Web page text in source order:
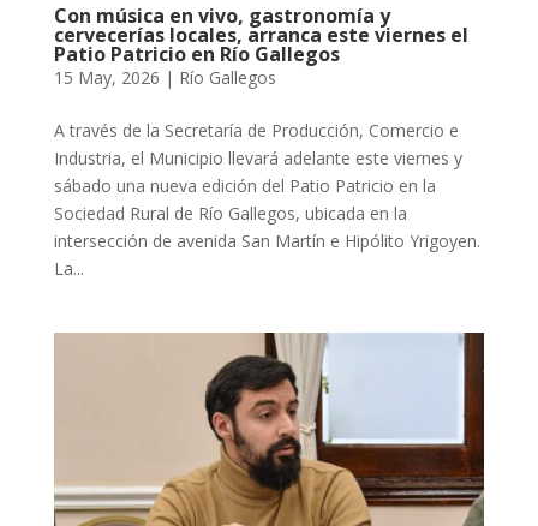
Con música en vivo, gastronomía y
cervecerías locales, arranca este viernes el
Patio Patricio en Río Gallegos
15 May, 2026 | Río Gallegos
A través de la Secretaría de Producción, Comercio e
Industria, el Municipio llevará adelante este viernes y
sábado una nueva edición del Patio Patricio en la
Sociedad Rural de Río Gallegos, ubicada en la
intersección de avenida San Martín e Hipólito Yrigoyen.
La...